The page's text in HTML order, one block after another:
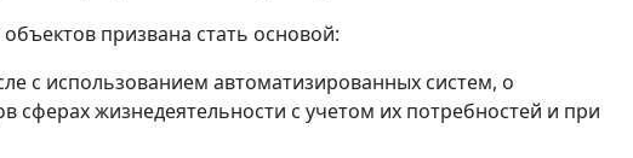
призвана стать основой:
с использованием автоматизированных систем, о
сферах жизнедеятельности с учетом их потребностей и при